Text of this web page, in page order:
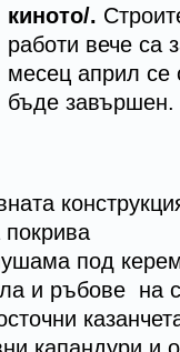
киното/.
работи вече са
месец април се
бъде завършен.
под
и ръбове на